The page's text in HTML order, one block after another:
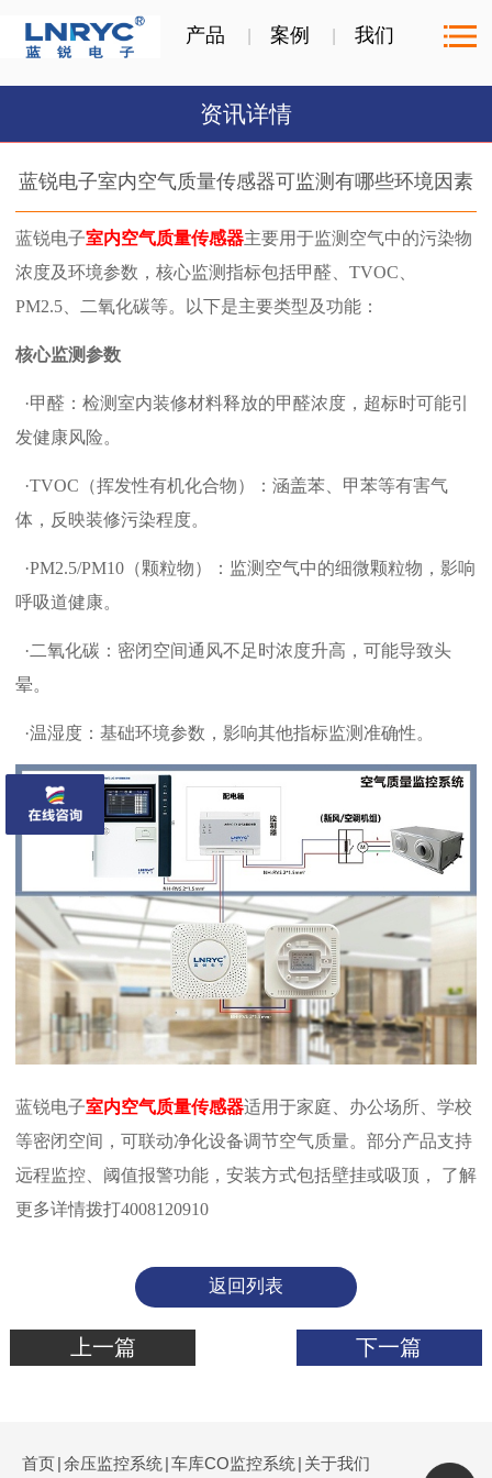
产品 案例 我们
资讯详情
蓝锐电子室内空气质量传感器可监测有哪些环境因素
蓝锐电子室内空气质量传感器主要用于监测空气中的污染物
浓度及环境参数，核心监测指标包括甲醛、TVOC、
PM2.5、二氧化碳等。以下是主要类型及功能：
核心监测参数
‌ ·甲醛‌：检测室内装修材料释放的甲醛浓度，超标时可能引
发健康风险。 ‌
‌ ·‌TVOC‌（挥发性有机化合物）：涵盖苯、甲苯等有害气
体，反映装修污染程度。 ‌
‌ ·‌PM2.5/PM10‌（颗粒物）：监测空气中的细微颗粒物，影响
呼吸道健康。 ‌
‌ ·‌二氧化碳‌：密闭空间通风不足时浓度升高，可能导致头
晕。 ‌
‌ ·温湿度‌：基础环境参数，影响其他指标监测准确性。 ‌
蓝锐电子室内空气质量传感器适用于家庭、办公场所、学校
等密闭空间，可联动净化设备调节空气质量。部分产品支持
远程监控、阈值报警功能，安装方式包括壁挂或吸顶， ‌了解
更多详情拨打4008120910
返回列表
上一篇 下一篇
首页|余压监控系统|车库CO监控系统| 关于我们